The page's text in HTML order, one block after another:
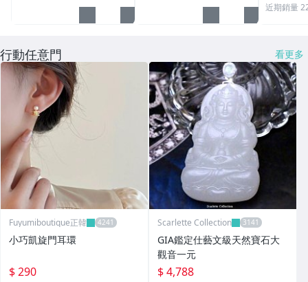
近期銷量
行動任意門 看更多
Fuyumiboutique正韓
小巧凱旋門耳環
$ 290
Scarlette Collection
GIA鑑定仕藝文級天然寶石大
觀音一元
$ 4,788